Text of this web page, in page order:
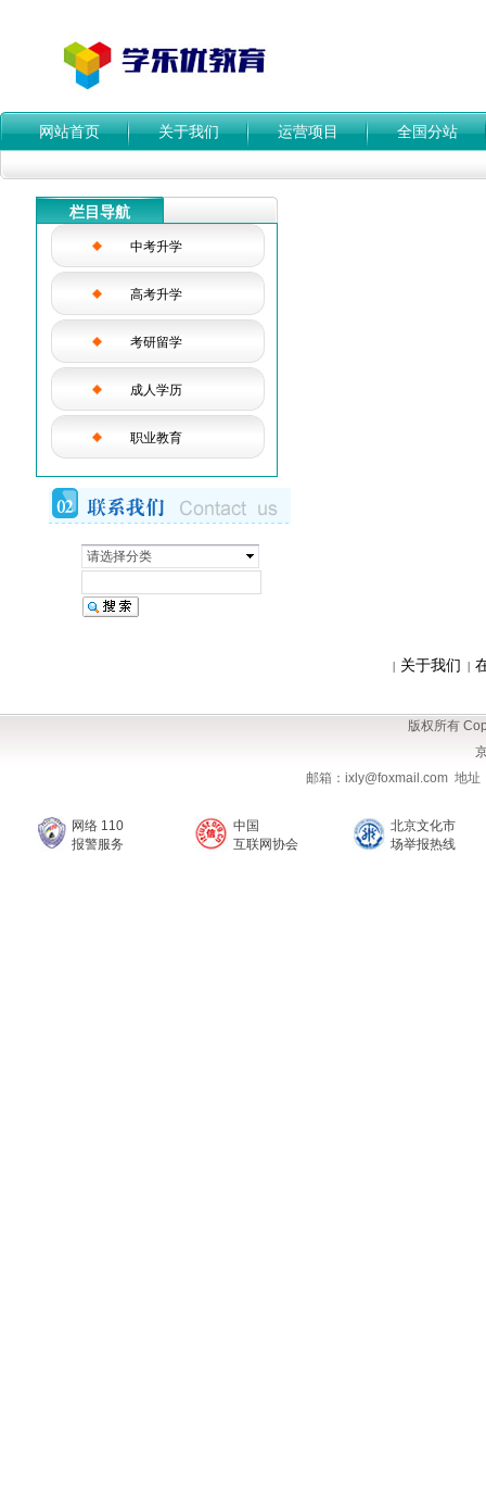
网站首页 关于我们 运营项目 全国分站
请选择分类
栏目导航
中考升学
高考升学
考研留学
成人学历
职业教育
| 关于我们 |
版权所有
邮箱：ixly@foxmail.com 地
网络 110
报警服务
中国
互联网协会
北京文化市
场举报热线